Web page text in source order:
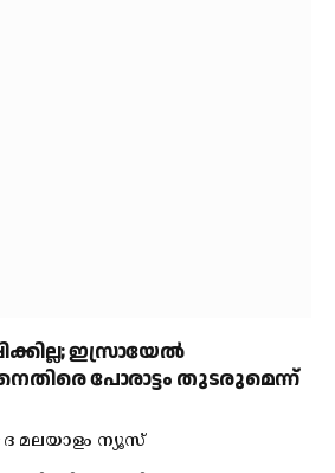
ഇസ്രായേൽ
പോരാട്ടം തുടരുമെന്ന്
ദ മലയാളം ന്യൂസ്